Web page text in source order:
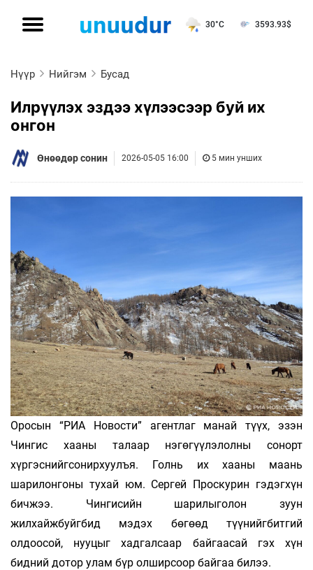
30°C 3593.93$
Нүүр Нийгэм Бусад
Илрүүлэх эздээ хүлээсээр буй их
онгон
Өнөөдөр сонин 2026-05-05 16:00 5 мин унших
Оросын “РИА Новости” агентлаг манай түүх, эзэн
Чингис хааны талаар нэгөгүүлэлолны сонорт
хүргэснийгсонирхуулъя. Голнь их хааны маань
шарилонгоны тухай юм. Сергей Проскурин гэдэгхүн
бичжээ. Чингисийн шарилыголон зуун
жилхайжбуйгбид мэдэх бөгөөд түүнийгбитгий
олдоосой, нууцыг хадгалсаар байгаасай гэх хүн
бидний дотор улам бүр олширсоор байгаа билээ.